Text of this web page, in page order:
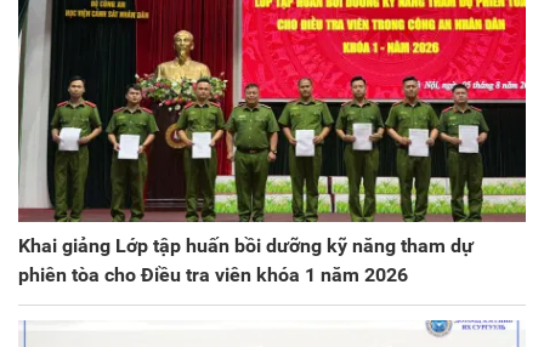
Khai giảng Lớp tập huấn bồi dưỡng kỹ năng tham dự
phiên tòa cho Điều tra viên khóa 1 năm 2026